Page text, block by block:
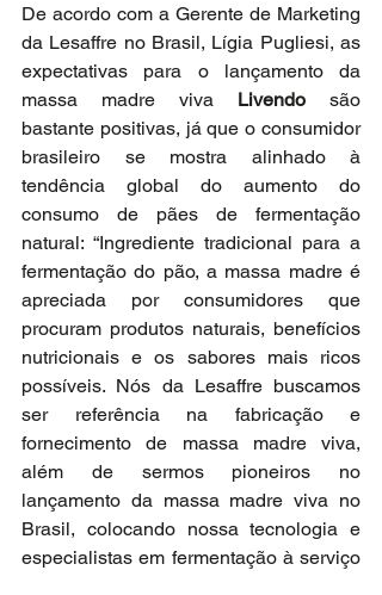
De acordo com a Gerente de Marketing
da Lesaffre no Brasil, Lígia Pugliesi, as
expectativas para o lançamento da
massa madre viva Livendo são
bastante positivas, já que o consumidor
brasileiro se mostra alinhado à
tendência global do aumento do
consumo de pães de fermentação
natural: “Ingrediente tradicional para a
fermentação do pão, a massa madre é
apreciada por consumidores que
procuram produtos naturais, benefícios
nutricionais e os sabores mais ricos
possíveis. Nós da Lesaffre buscamos
ser referência na fabricação e
fornecimento de massa madre viva,
além de sermos pioneiros no
lançamento da massa madre viva no
Brasil, colocando nossa tecnologia e
especialistas em fermentação à serviço